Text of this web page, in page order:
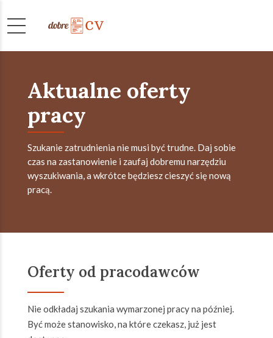
Aktualne oferty
pracy
Szukanie zatrudnienia nie musi być trudne. Daj sobie
czas na zastanowienie i zaufaj dobremu narzędziu
wyszukiwania, a wkrótce będziesz cieszyć się nową
pracą.
Oferty od pracodawców
Nie odkładaj szukania wymarzonej pracy na później.
Być może stanowisko, na które czekasz, już jest